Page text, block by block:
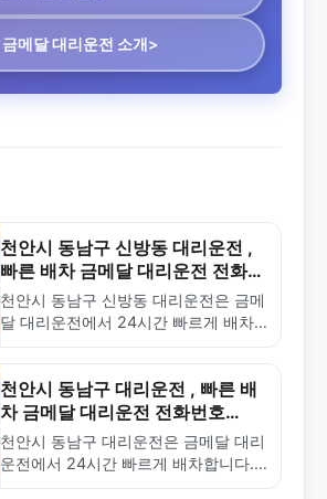
금메달 대리운전 소개>
천안시 동남구 신방동 대리운전 ,
빠른 배차 금메달 대리운전 전화번
호
천안시 동남구 신방동 대리운전은 금메
달 대리운전에서 24시간 빠르게 배차
입니다.
천안시 동남구 대리운전 , 빠른 배
차 금메달 대리운전 전화번호
1577-4774
천안시 동남구 대리운전은 금메달 대리
운전에서 24시간 빠르게 배차합니다.